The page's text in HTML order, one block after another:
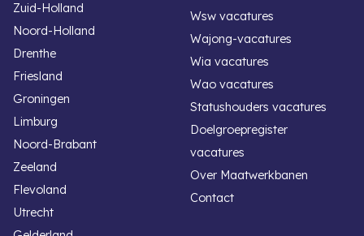
Zuid-Holland
Noord-Holland
Drenthe
Friesland
Groningen
Limburg
Noord-Brabant
Zeeland
Flevoland
Utrecht
Wsw vacatures
Wajong-vacatures
Wia vacatures
Wao vacatures
Statushouders vacatures
Doelgroepregister
vacatures
Over Maatwerkbanen
Contact